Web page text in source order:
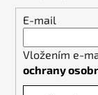
E-mail
Vložením e-
ochrany